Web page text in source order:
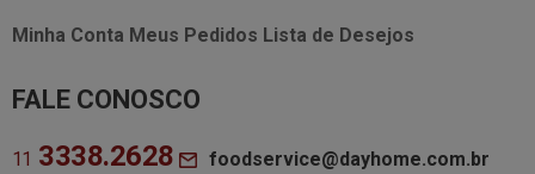
Minha Conta Meus Pedidos Lista de Desejos
FALE CONOSCO
11 3338.2628
foodservice@dayhome.com.br